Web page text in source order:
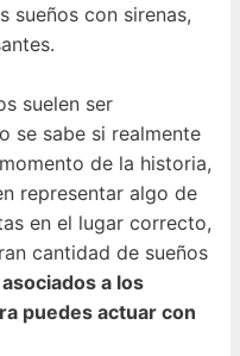
sueños con sirenas,
suelen ser
se sabe si realmente
de la historia,
representar algo de
en el lugar correcto,
cantidad de sueños
a los
puedes actuar con